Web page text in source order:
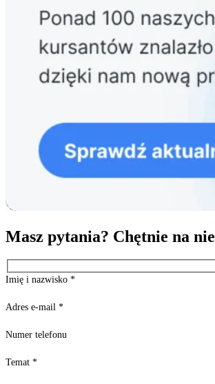
Masz pytania? Chętnie na
Imię i nazwisko *
Adres e-mail *
Numer telefonu
Temat *